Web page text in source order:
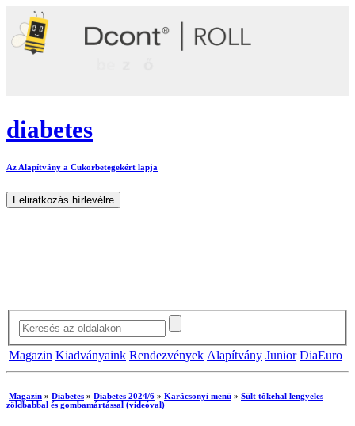
diabetes
Az Alapítvány a Cukorbetegekért lapja
Magazin Kiadványaink Rendezvények Alapítvány Junior DiaEuro
Magazin » Diabetes » Diabetes 2024/6 » Karácsonyi menü » Sült tőkehal lengyeles
zöldbabbal és gombamártással (videóval)